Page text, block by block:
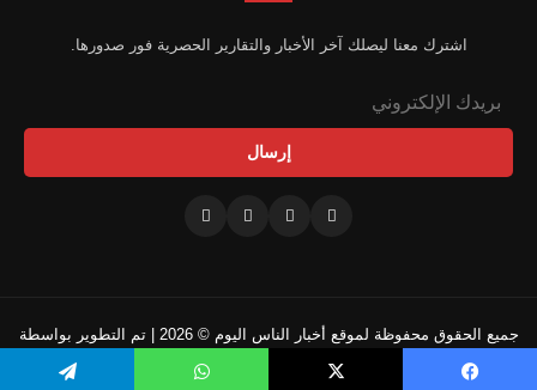
اشترك معنا ليصلك آخر الأخبار والتقارير الحصرية فور صدورها.
إرسال
جميع الحقوق محفوظة لموقع أخبار الناس اليوم © 2026 | تم التطوير بواسطة